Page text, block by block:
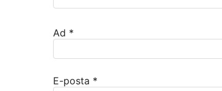
Ad *
E-posta *